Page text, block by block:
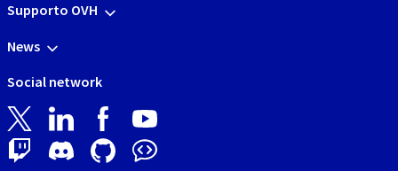
Supporto OVH
News
Social network